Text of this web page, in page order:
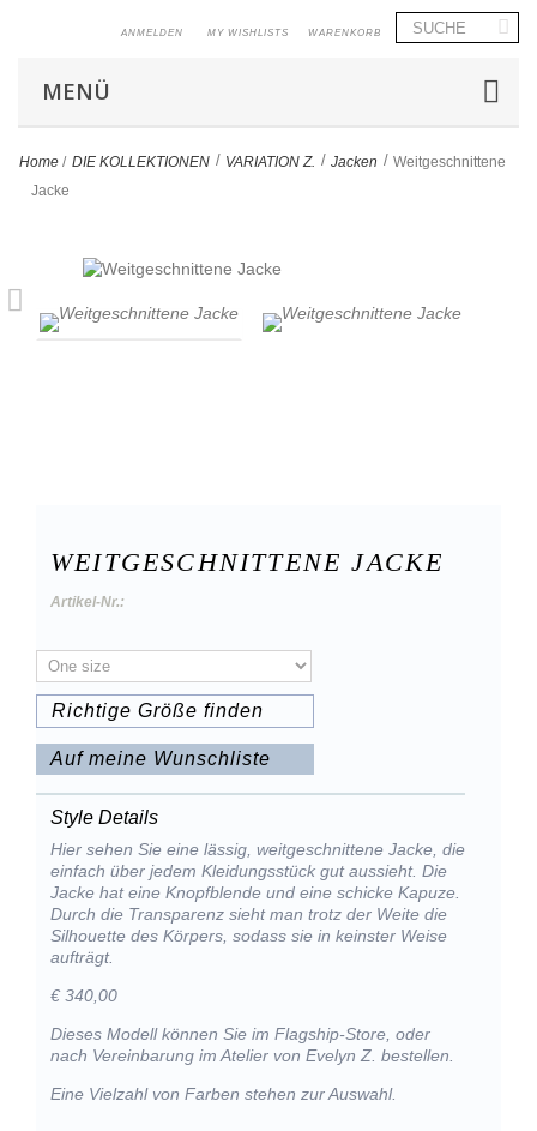
WARENKORB
MY WISHLISTS
ANMELDEN
MENÜ
Home / DIE KOLLEKTIONEN > VARIATION Z. > Jacken > Weitgeschnittene
Jacke
WEITGESCHNITTENE JACKE
Artikel-Nr.:
Richtige Größe finden
Auf meine Wunschliste
Style Details
Hier sehen Sie eine lässig, weitgeschnittene Jacke, die
einfach über jedem Kleidungsstück gut aussieht. Die
Jacke hat eine Knopfblende und eine schicke Kapuze.
Durch die Transparenz sieht man trotz der Weite die
Silhouette des Körpers, sodass sie in keinster Weise
aufträgt.
€ 340,00
Dieses Modell können Sie im Flagship-Store, oder
nach Vereinbarung im Atelier von Evelyn Z. bestellen.
Eine Vielzahl von Farben stehen zur Auswahl.